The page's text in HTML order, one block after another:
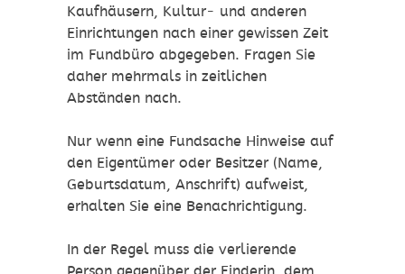
Kaufhäusern, Kultur- und anderen
Einrichtungen nach einer gewissen Zeit
im Fundbüro abgegeben. Fragen Sie
daher mehrmals in zeitlichen
Abständen nach.
Nur wenn eine Fundsache Hinweise auf
den Eigentümer oder Besitzer (Name,
Geburtsdatum, Anschrift) aufweist,
erhalten Sie eine Benachrichtigung.
In der Regel muss die verlierende